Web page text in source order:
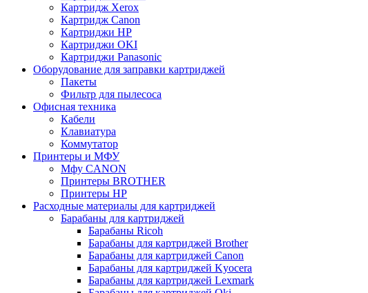
Картридж Xerox
Картридж Сanon
Картриджи HP
Картриджи OKI
Картриджи Panasonic
Оборудование для заправки картриджей
Пакеты
Фильтр для пылесоса
Офисная техника
Кабели
Клавиатура
Коммутатор
Принтеры и МФУ
Мфу CANON
Принтеры BROTHER
Принтеры HP
Расходные материалы для картриджей
Барабаны для картриджей
Барабаны Ricoh
Барабаны для картриджей Brother
Барабаны для картриджей Canon
Барабаны для картриджей Kyocera
Барабаны для картриджей Lexmark